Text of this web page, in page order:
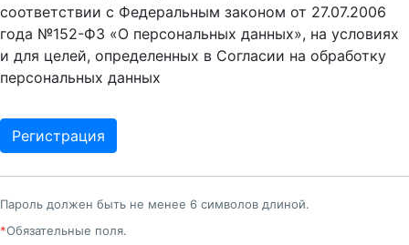
соответствии с Федеральным законом от 27.07.2006
года №152-ФЗ «О персональных данных», на условиях
и для целей, определенных в Согласии на обработку
персональных данных
Пароль должен быть не менее 6 символов длиной.
*Обязательные поля.